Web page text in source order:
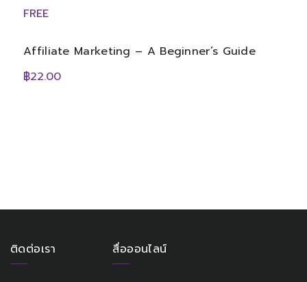
FREE
Affiliate Marketing – A Beginner’s Guide
฿22.00
ติดต่อเรา สื่อออนไลน์